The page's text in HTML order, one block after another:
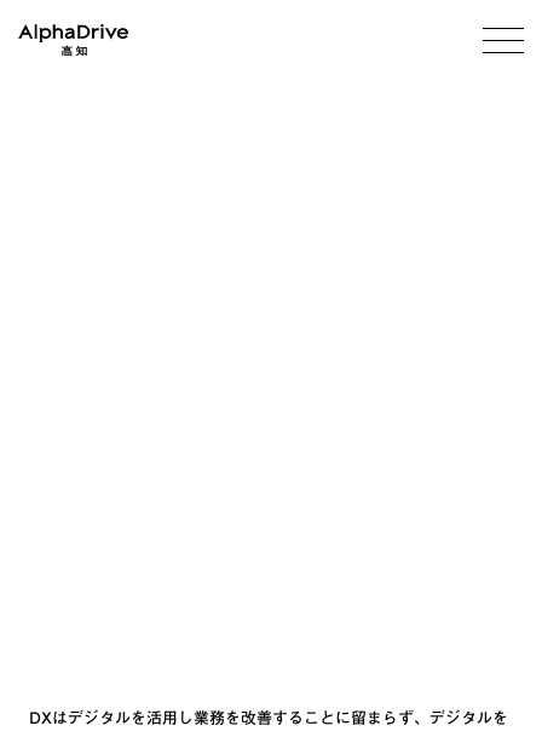
DXはデジタルを活用し業務を改善することに留まらず、デジタルを